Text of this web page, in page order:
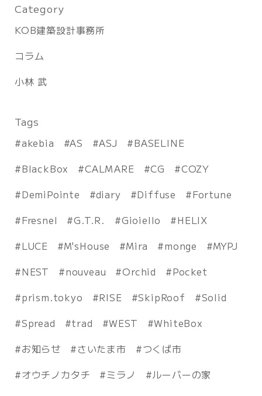
Category
KOB建築設計事務所
コラム
小林 武
Tags
akebia AS ASJ
BASELINE
BlackBox
CALMARE CG
COZY
DemiPointe
diary Diffuse
Fortune
Fresnel
G.T.R. Gioiello
HELIX
LUCE
M'sHouse Mira monge
MYPJ
NEST
nouveau Orchid
Pocket
prism.tokyo
RISE SkipRoof
Solid
Spread
trad WEST
WhiteBox
お知らせ
さいたま市
つくば市
オウチノカタチ
ミラノ
ルーバーの家